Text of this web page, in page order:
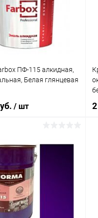
В наличии
ПФ-115 алкидная,
Белая глянцевая
/ шт
В корзину
в 1 клик